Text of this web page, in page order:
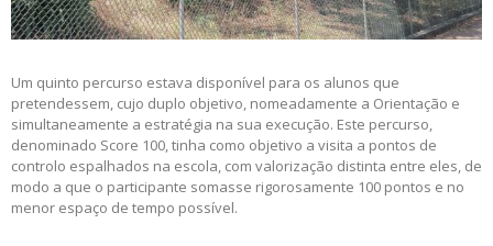
Um quinto percurso estava disponível para os alunos que
pretendessem, cujo duplo objetivo, nomeadamente a Orientação e
simultaneamente a estratégia na sua execução. Este percurso,
denominado Score 100, tinha como objetivo a visita a pontos de
controlo espalhados na escola, com valorização distinta entre eles, de
modo a que o participante somasse rigorosamente 100 pontos e no
menor espaço de tempo possível.